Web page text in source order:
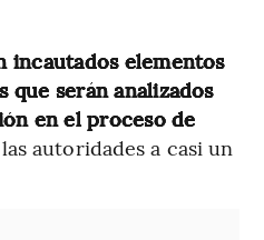
incautados elementos
serán analizados
en el proceso de
autoridades a casi un